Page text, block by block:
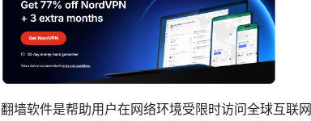
翻墙软件是帮助用户在网络环境受限时访问全球互联